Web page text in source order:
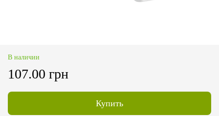
В наличии
107.00 грн
Купить